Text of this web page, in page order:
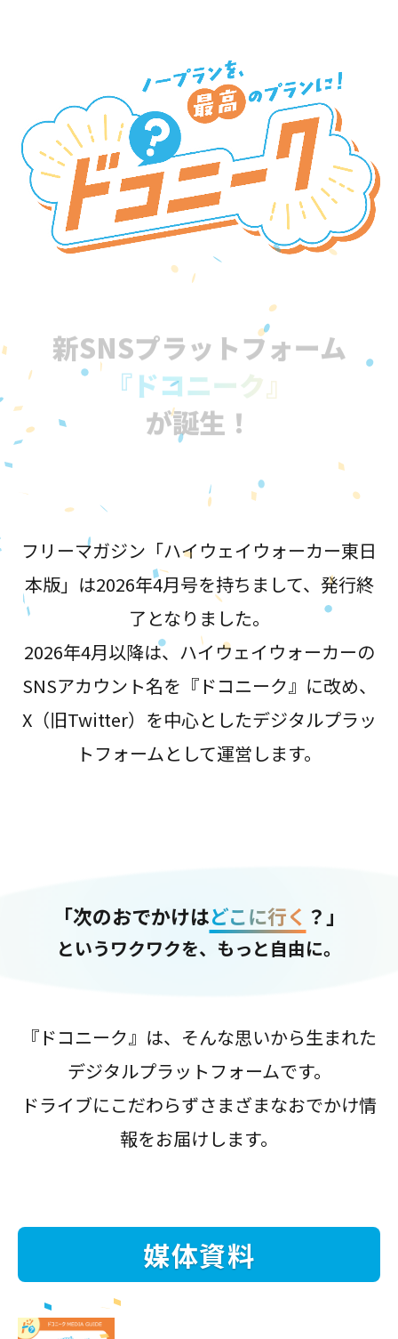
新SNSプラットフォーム
『ドコニーク』
が誕生！
フリーマガジン「ハイウェイウォーカー東日
本版」は2026年4月号を持ちまして、発行終
了となりました。
2026年4月以降は、ハイウェイウォーカーの
SNSアカウント名を『ドコニーク』に改め、
X（旧Twitter）を中心としたデジタルプラッ
トフォームとして運営します。
「次のおでかけはどこに行く ？」
というワクワクを、もっと自由に。
『ドコニーク』は、そんな思いから生まれた
デジタルプラットフォームです。
ドライブにこだわらずさまざまなおでかけ情
報をお届けします。
媒体資料